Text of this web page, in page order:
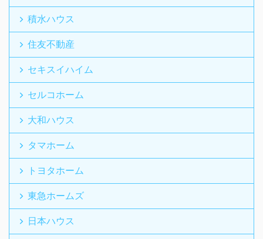
積水ハウス
住友不動産
セキスイハイム
セルコホーム
大和ハウス
タマホーム
トヨタホーム
東急ホームズ
日本ハウス